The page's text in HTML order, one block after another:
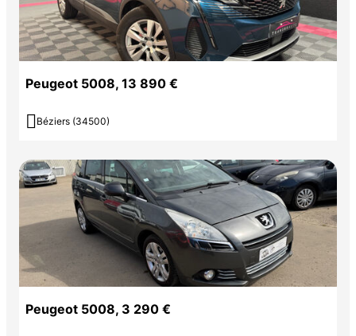
Peugeot 5008, 13 890 €
 Béziers (34500)
Peugeot 5008, 3 290 €